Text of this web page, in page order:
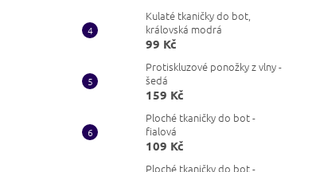
Kulaté tkaničky do bot,
královská modrá
99 Kč
Protiskluzové ponožky z vlny -
šedá
159 Kč
Ploché tkaničky do bot -
fialová
109 Kč
Ploché tkaničky do bot -